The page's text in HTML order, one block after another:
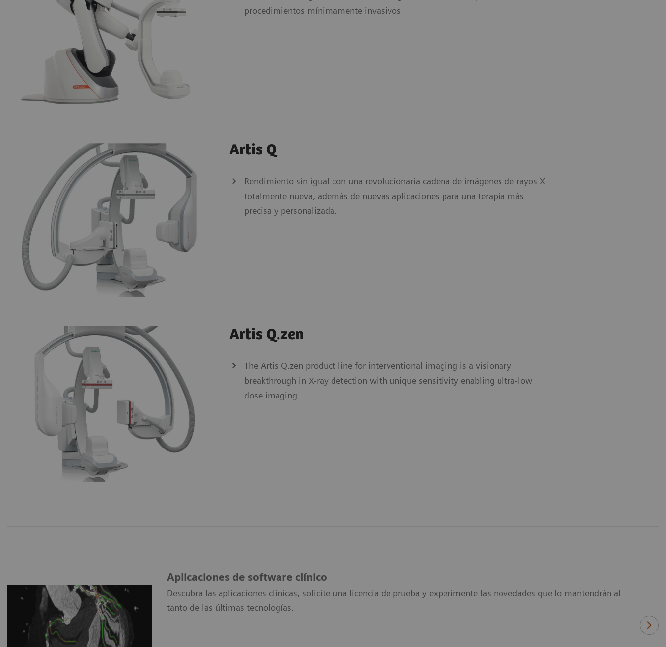
procedimientos mínimamente invasivos
Artis Q
Rendimiento sin igual con una revolucionaria cadena de imágenes de rayos X
totalmente nueva, además de nuevas aplicaciones para una terapia más
precisa y personalizada.
Artis Q.zen
The Artis Q.zen product line for interventional imaging is a visionary
breakthrough in X-ray detection with unique sensitivity enabling ultra-low
dose imaging.
Aplicaciones de software clínico
Descubra las aplicaciones clínicas, solicite una licencia de prueba y experimente las novedades que lo mantendrán al
tanto de las últimas tecnologías.